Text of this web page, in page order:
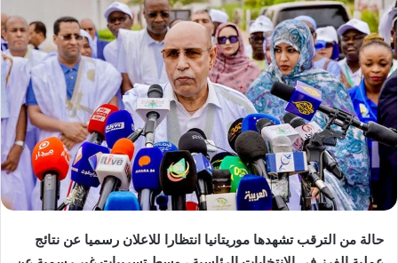
حالة من الترقب تشهدها موريتانيا انتظارا للاعلان رسميا عن نتائج